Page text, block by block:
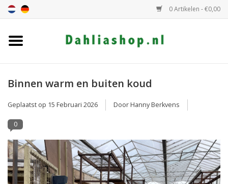
0 Artikelen - €0,00
Dahlia assortiment
Dahlia hoogte
Dahlia kleur
Dahlia Groep
Binnen warm en buiten koud
Geplaatst op 15 Februari 2026 Door Hanny Berkvens
0